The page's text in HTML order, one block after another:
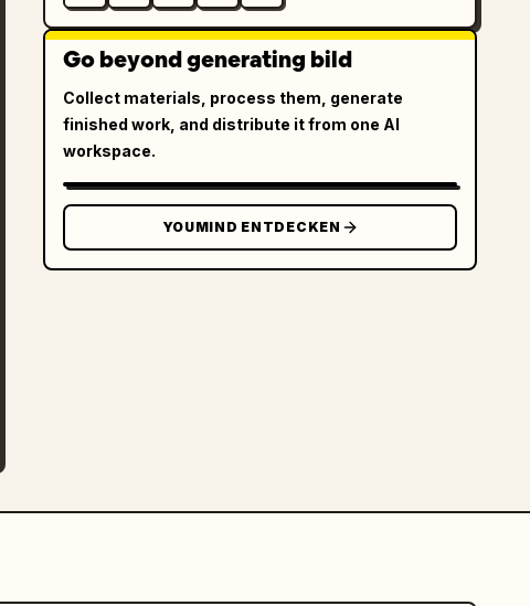
Go beyond generating bild
Collect materials, process them, generate
finished work, and distribute it from one AI
workspace.
YOUMIND ENTDECKEN